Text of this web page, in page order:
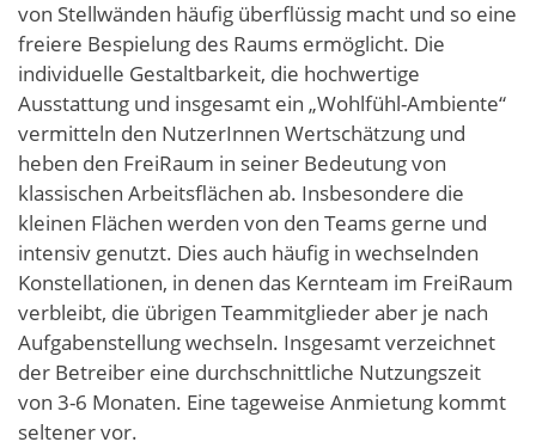
von Stellwänden häufig überflüssig macht und so eine
freiere Bespielung des Raums ermöglicht. Die
individuelle Gestaltbarkeit, die hochwertige
Ausstattung und insgesamt ein „Wohlfühl-Ambiente“
vermitteln den NutzerInnen Wertschätzung und
heben den FreiRaum in seiner Bedeutung von
klassischen Arbeitsflächen ab. Insbesondere die
kleinen Flächen werden von den Teams gerne und
intensiv genutzt. Dies auch häufig in wechselnden
Konstellationen, in denen das Kernteam im FreiRaum
verbleibt, die übrigen Teammitglieder aber je nach
Aufgabenstellung wechseln. Insgesamt verzeichnet
der Betreiber eine durchschnittliche Nutzungszeit
von 3-6 Monaten. Eine tageweise Anmietung kommt
seltener vor.